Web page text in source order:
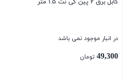
کابل برق 2 پین کی نت 1.5 متر
در انبار موجود نمی باشد
49,300 تومان